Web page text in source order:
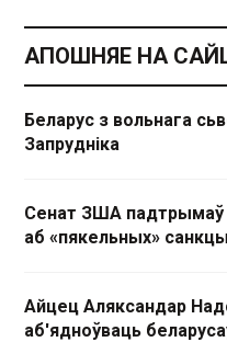
АПОШНЯЕ НА
Беларус з вольнага
Запрудніка
Сенат ЗША падтрымаў
аб «пякельных»
Айцец Аляксандар
аб'ядноўваць